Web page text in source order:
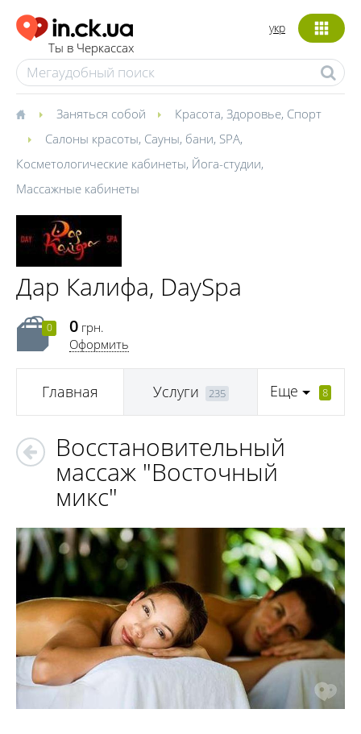
Ты в Черкассах
укр
Заняться собой Красота, Здоровье, Спорт
Салоны красоты, Сауны, бани, SPA,
Косметологические кабинеты, Йога-студии,
Массажные кабинеты
Дар Калифа, DaySpa
0 0 грн.
Оформить
Главная Услуги 235 Еще 8
Восстановительный
массаж "Восточный
микс"